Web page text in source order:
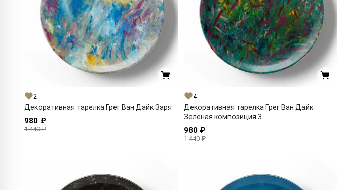
2
Декоративная тарелка Грег Ван Дайк Заря
980 ₽
1 440 ₽
4
Декоративная тарелка Грег Ван Дайк
Зеленая композиция 3
980 ₽
1 440 ₽